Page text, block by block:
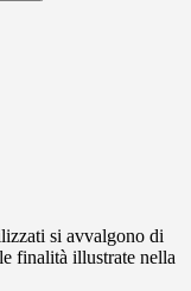
si avvalgono di
finalità illustrate nella